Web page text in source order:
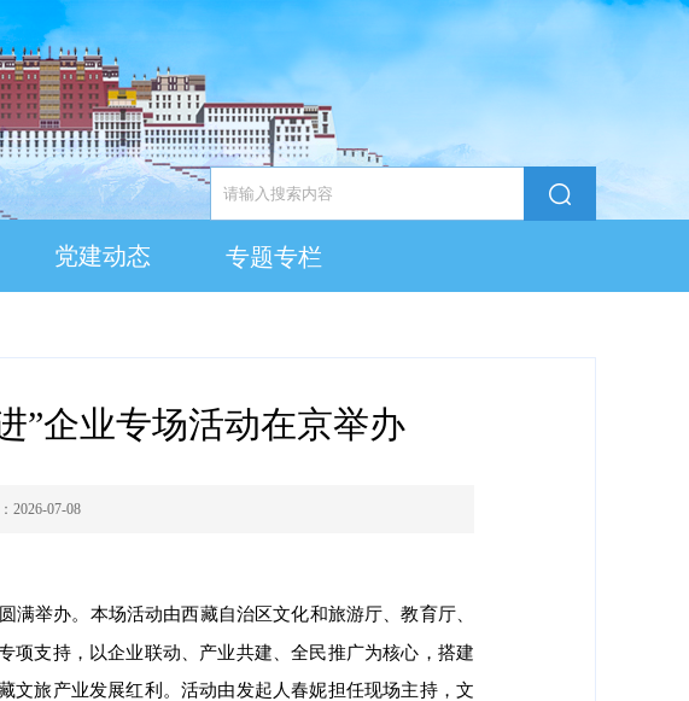
党建动态 专题专栏
”企业专场活动在京举办
2026-07-08
举办。本场活动由西藏自治区文化和旅游厅、教育厅、
项支持，以企业联动、产业共建、全民推广为核心，搭建
文旅产业发展红利。活动由发起人春妮担任现场主持，文